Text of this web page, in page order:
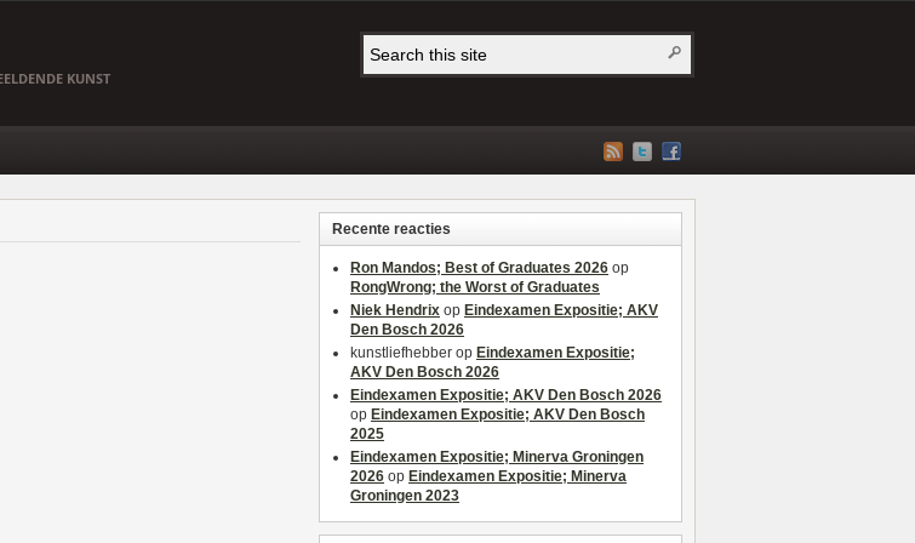
KUNST
Recente reacties
Ron Mandos; Best of Graduates 2026 op
RongWrong; the Worst of Graduates
Niek Hendrix op Eindexamen Expositie; AKV
Den Bosch 2026
kunstliefhebber op Eindexamen Expositie;
AKV Den Bosch 2026
Eindexamen Expositie; AKV Den Bosch 2026
op Eindexamen Expositie; AKV Den Bosch
2025
Eindexamen Expositie; Minerva Groningen
2026 op Eindexamen Expositie; Minerva
Groningen 2023